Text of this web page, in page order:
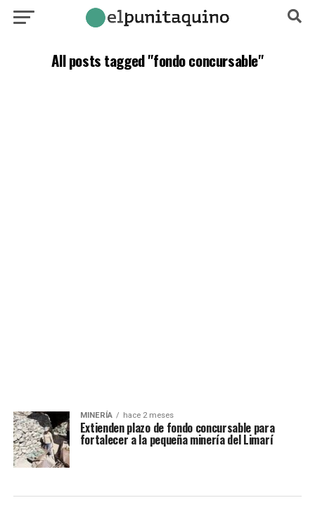
All posts tagged "fondo concursable"
MINERÍA hace 2 meses
Extienden plazo de fondo concursable para
fortalecer a la pequeña minería del Limarí